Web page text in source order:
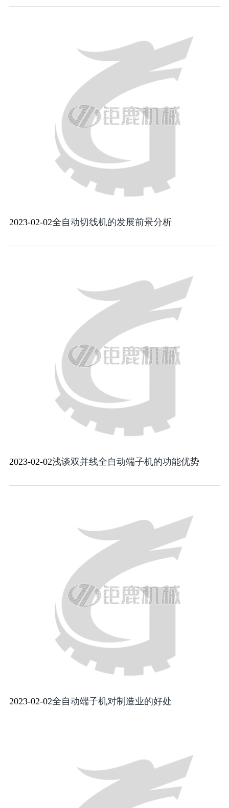
2023-02-02全自动切线机的发展前景分析
2023-02-02浅谈双并线全自动端子机的功能优势
2023-02-02全自动端子机对制造业的好处